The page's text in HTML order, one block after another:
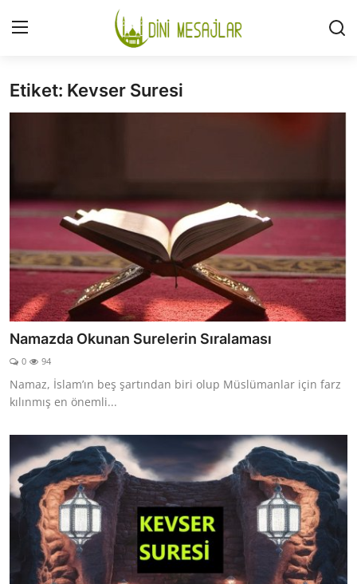
Giriş Kayıt Ol
HAKKIMIZDA
DESTEKLİYORUM
SURELER
NAMAZ
DUALAR
KİMDİR?
DİNİ MESAJLAR
KISSADAN HİSSE
DİNİ BİLGİLER
Etiket: Kevser Suresi
Namazda Okunan Surelerin Sıralaması
0 94
Namaz, İslam’ın beş şartından biri olup Müslümanlar için farz
kılınmış en önemli...